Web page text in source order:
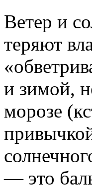
Ветер и
теряют
и зимой,
морозе
— это